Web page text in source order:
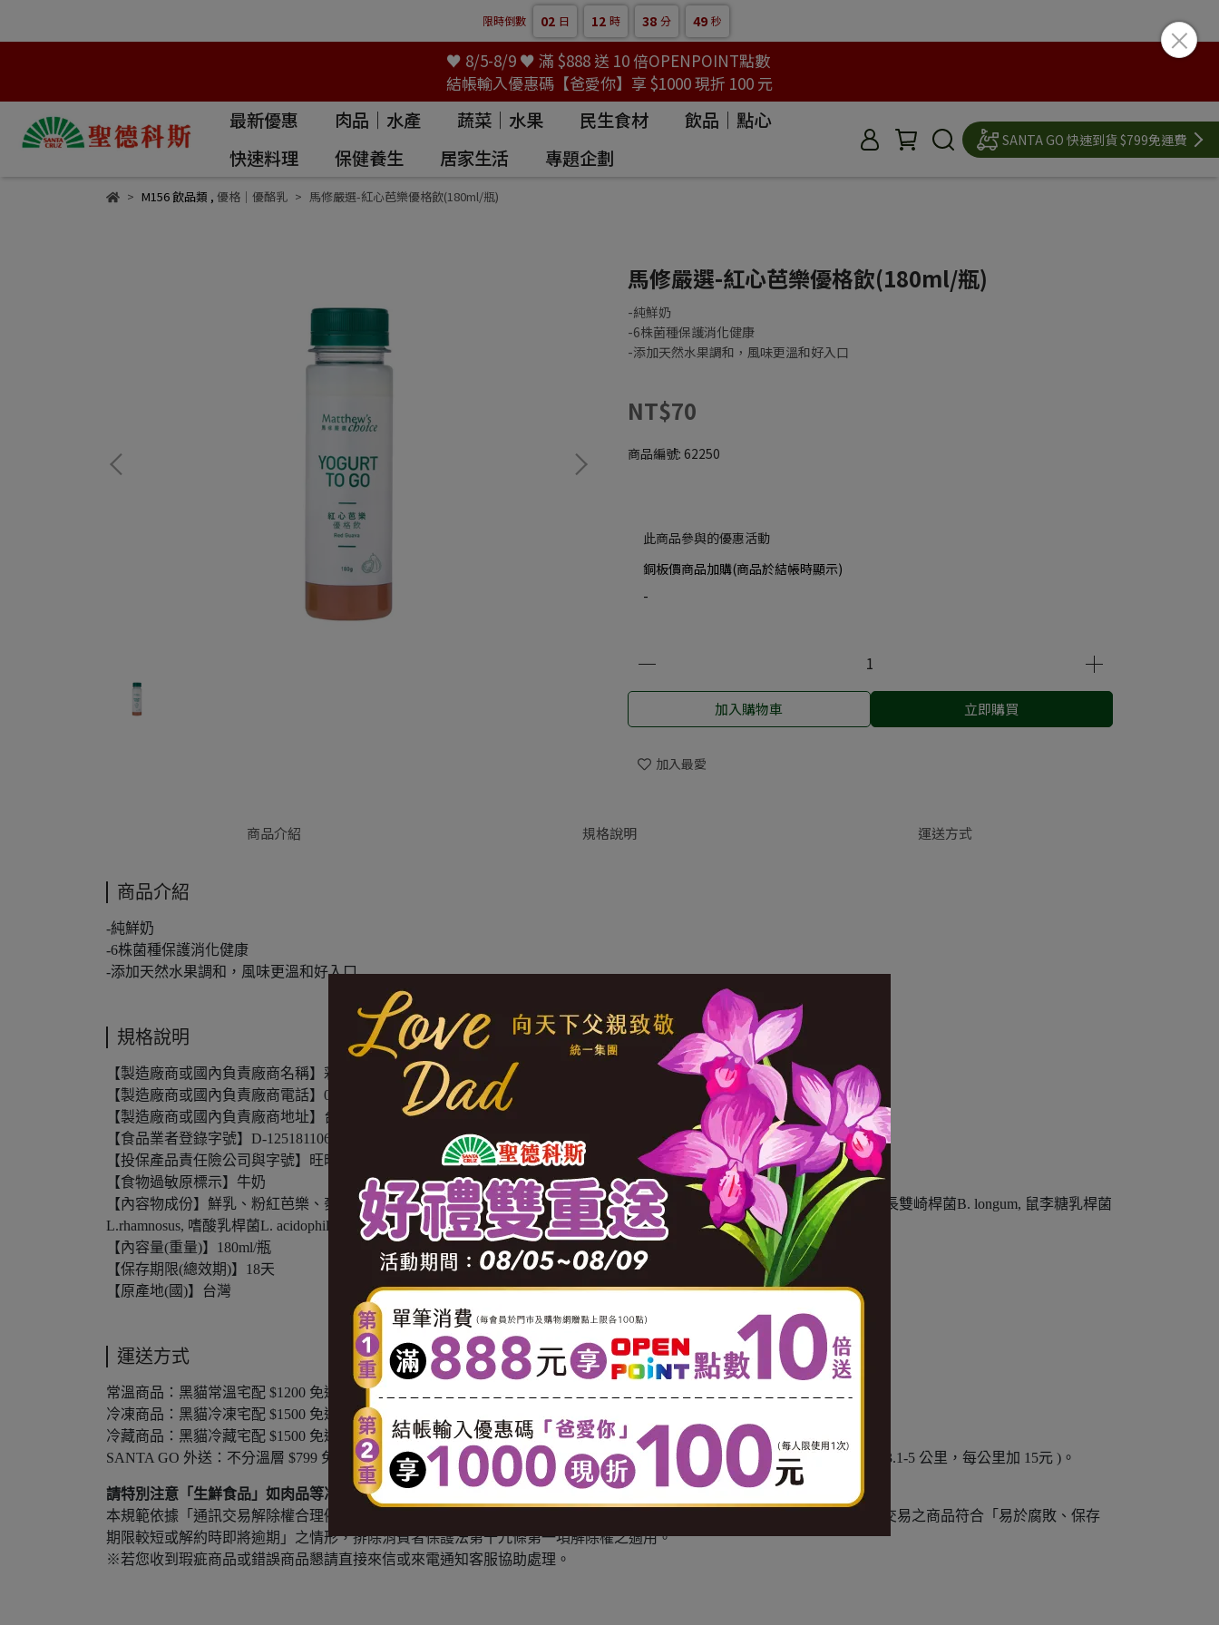
限時倒數 02 日 12 時 38 分 48 秒
♥ 8/5-8/9 ♥ 滿 $888 送 10 倍OPENPOINT點數
結帳輸入優惠碼【爸愛你】享 $1000 現折 100 元
最新優惠 肉品｜水產 蔬菜｜水果 民生食材
飲品｜點心
快速料理
保健養生 居家生活 專題企劃
SANTA GO 快速到貨 $799免運費
M156 飲品類 , 優格｜優酪乳 馬修嚴選-紅心芭樂優格飲(180ml/瓶)
馬修嚴選-紅心芭樂優格飲(180ml/瓶)
-純鮮奶
-6株菌種保護消化健康
-添加天然水果調和，風味更溫和好入口
NT$70
商品編號: 62250
此商品參與的優惠活動
銅板價商品加購(商品於結帳時顯示)
-
加入購物車 立即購買
加入最愛
商品介紹 規格說明 運送方式
商品介紹
-純鮮奶
-6株菌種保護消化健康
-添加天然水果調和，風味更溫和好入口
規格說明
【製造廠商或國內負責廠商名稱】彩宸生活事業股份有限公司
【製造廠商或國內負責廠商電話】06-2010035
【製造廠商或國內負責廠商地址】台南市永康區環工路3號
【食品業者登錄字號】D-125181106-00000-5
【投保產品責任險公司與字號】旺旺友聯產物保險股份有限公司1202第14PL0N000542
【食物過敏原標示】牛奶
【內容物成份】鮮乳、粉紅芭樂、麥芽糖、冰糖、水、果膠(柑橘果膠、蔗糖)、檸檬汁、乳酸菌(嗜熱鏈球菌S. thermophilus, 長雙崎桿菌B. longum, 鼠李糖乳桿菌
L.rhamnosus, 嗜酸乳桿菌L. acidophilus, 嗜熱鏈球菌GRX02 S.thermpohilus GRX02, 乳雙歧桿菌B.lactis)
【內容量(重量)】180ml/瓶
【保存期限(總效期)】18天
【原產地(國)】台灣
運送方式
常溫商品：黑貓常溫宅配 $1200 免運，未滿 $1200 酌收 $100 運費。
冷凍商品：黑貓冷凍宅配 $1500 免運，未滿 $1500 酌收 $150 運費。
冷藏商品：黑貓冷藏宅配 $1500 免運，未滿 $1500 酌收 $150 運費。
SANTA GO 外送：不分溫層 $799 免運，未滿 $799 以實際公里數酌收運費( 1公里內運費 $65。1.1-3 公里，每公里加 10元。3.1-5 公里，每公里加 15元 )。
請特別注意「生鮮食品」如肉品等冷凍食品或牛奶等冷藏食品不適用七天鑑賞期服務(商品瑕疵及配送錯誤情況例外)。
本規範依據「通訊交易解除權合理例外情事適用準則」第2條：消費者保護法第十九條第一項但書所稱合理例外情事，通訊交易之商品符合「易於腐敗、保存
期限較短或解約時即將逾期」之情形，排除消費者保護法第十九條第一項解除權之適用。
※若您收到瑕疵商品或錯誤商品懇請直接來信或來電通知客服協助處理。